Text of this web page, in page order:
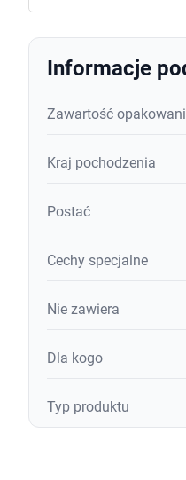
Informacje
Zawartość
Kraj pochodzenia
Postać
Cechy specjalne
Nie zawiera
Dla kogo
Typ produktu